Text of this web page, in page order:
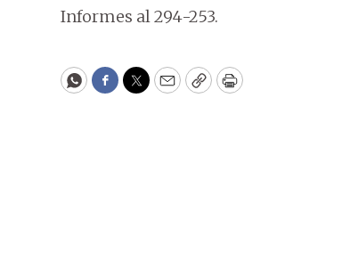
Informes al 294-253.
WhatsApp
Facebook
Twitter
EmailCopyPrint